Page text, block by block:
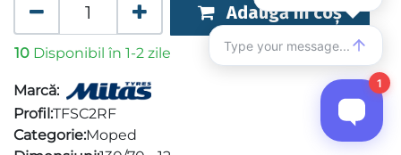
Adaugă în coș
10 Disponibil în 1-2 zile
Marcă:
Profil:TFSC2RF
Categorie:Moped